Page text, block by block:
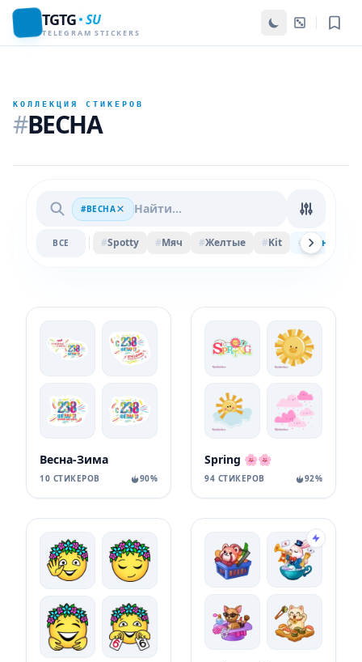
TGTG SU
TELEGRAM STICKERS
КОЛЛЕКЦИЯ СТИКЕРОВ
#ВЕСНА
#ВЕСНА
ВСЕ #Spotty #Мяч #Желтые #Kit # Весна
Весна-Зима
10 СТИКЕРОВ 90%
Spring 🌸🌸
94 СТИКЕРОВ 92%